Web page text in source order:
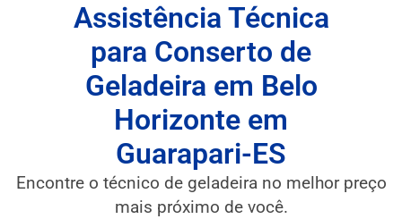
Assistência Técnica
para Conserto de
Geladeira em Belo
Horizonte em
Guarapari-ES
Encontre o técnico de geladeira no melhor preço
mais próximo de você.